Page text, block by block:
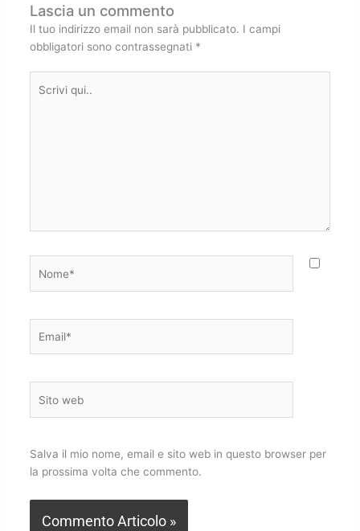
Lascia un commento
Il tuo indirizzo email non sarà pubblicato. I campi
obbligatori sono contrassegnati *
qui..
web
Salva il mio nome, email e sito web in questo browser per
la prossima volta che commento.